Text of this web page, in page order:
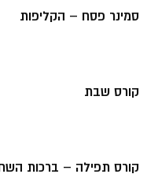
סמינר פסח – הקליפות
קורס שבת
קורס תפילה – ברכות